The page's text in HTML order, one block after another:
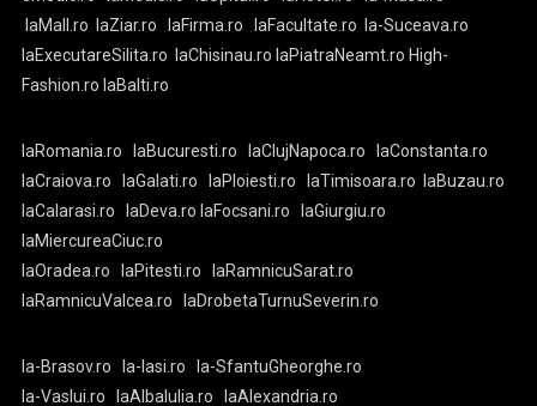
laMall.ro
laZiar.ro laFirma.ro laFacultate.ro
la-Suceava.ro
laExecutareSilita.ro
laChisinau.ro laPiatraNeamt.ro High-
Fashion.ro laBalti.ro
laRomania.ro laBucuresti.ro laClujNapoca.ro
laConstanta.ro
laCraiova.ro
laGalati.ro laPloiesti.ro laTimisoara.ro
laBuzau.ro
laCalarasi.ro
laDeva.ro laFocsani.ro
laGiurgiu.ro
laMiercureaCiuc.ro
laOradea.ro
laPitesti.ro
laRamnicuSarat.ro
laRamnicuValcea.ro
laDrobetaTurnuSeverin.ro
la-Brasov.ro la-Iasi.ro
la-SfantuGheorghe.ro
la-Vaslui.ro
laAlbaIulia.ro laAlexandria.ro